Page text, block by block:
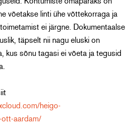
võetakse linti ühe võttekorraga ja
ei järgne. Dokumentaalse
täpselt nii nagu eluski on
kus sõnu tagasi ei võeta ja tegusid
heigo-
aardam/